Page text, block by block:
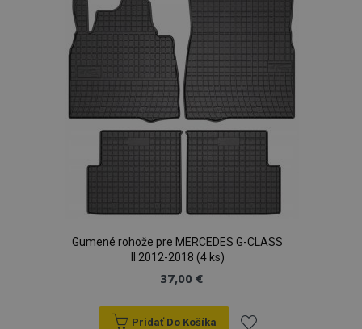
Gumené rohože pre MERCEDES G-CLASS
II 2012-2018 (4 ks)
37,00 €
Pridať Do Košíka